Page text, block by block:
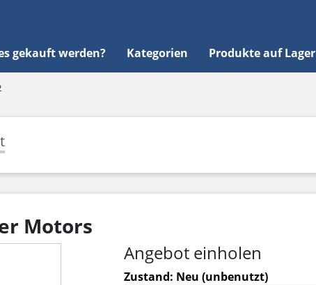
gekauft werden? Kategorien Produkte auf Lager
Motors
Angebot einholen
Zustand: Neu (unbenutzt)